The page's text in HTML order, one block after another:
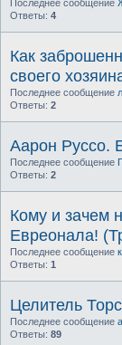
Последнее сообщение
Ответы: 4
Как
своего
Последнее сообщение
Ответы: 2
Аарон Руссо.
Последнее сообщение
Ответы: 2
Кому и зачем
Евреонала!
Последнее сообщение
Ответы: 1
Целитель
Последнее сообщение
Ответы: 89